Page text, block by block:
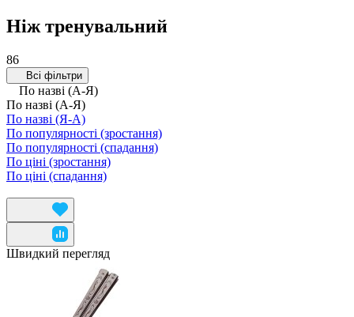
Ніж тренувальний
86
Всі фільтри
По назві (А-Я)
По назві (А-Я)
По назві (Я-А)
По популярності (зростання)
По популярності (спадання)
По ціні (зростання)
По ціні (спадання)
Швидкий перегляд